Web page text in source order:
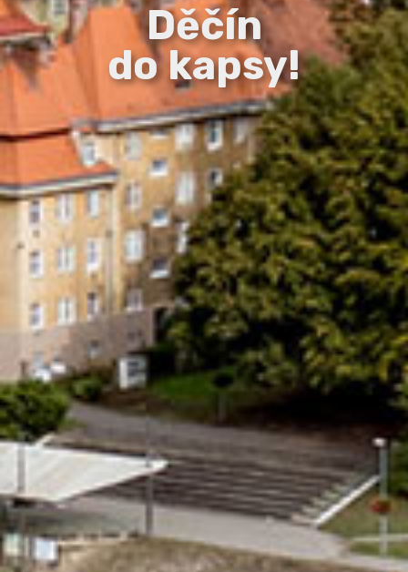
Děčín
do kapsy!